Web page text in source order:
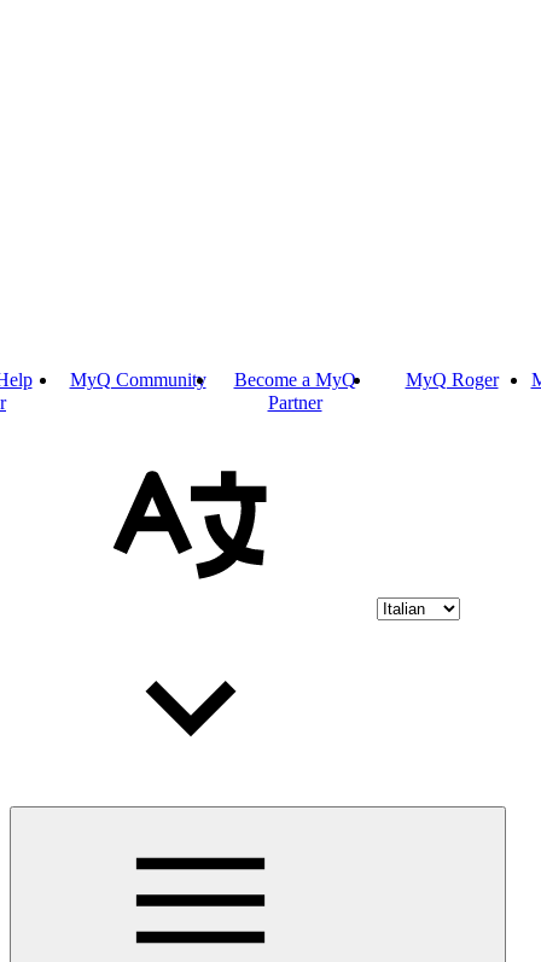
MyQ Community
Become a MyQ
Partner
MyQ Roger